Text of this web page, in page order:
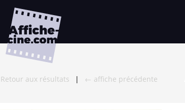
Retour aux résultats | ← affiche précédente